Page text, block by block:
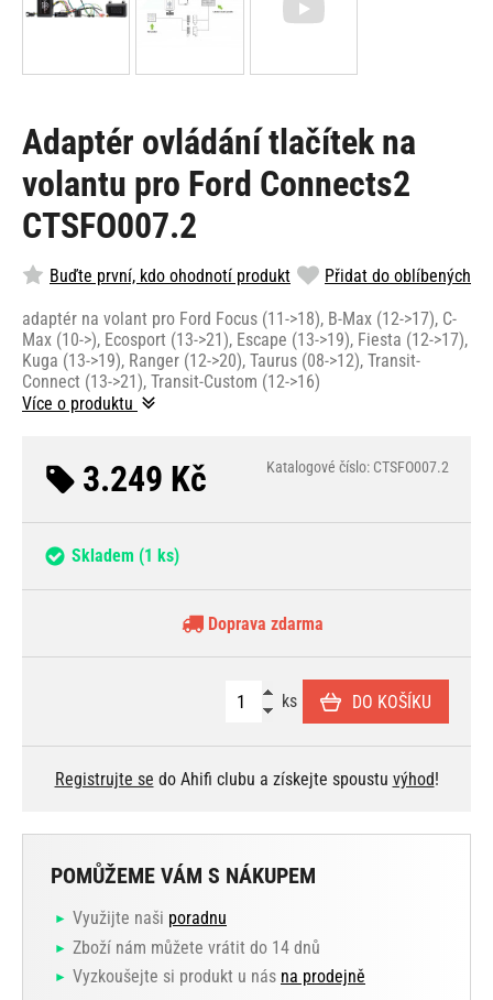
Adaptér ovládání tlačítek na
volantu pro Ford Connects2
CTSFO007.2
Buďte první, kdo ohodnotí produkt Přidat do oblíbených
adaptér na volant pro Ford Focus (11->18), B-Max (12->17), ​​​​​​​C-
Max (10->), Ecosport (13->21), Escape (13->19), Fiesta (12->17),
Kuga (13->19), Ranger (12->20), Taurus (08->12), Transit-
Connect (13->21), Transit-Custom (12->16)
Více o produktu
3.249 Kč Katalogové číslo: CTSFO007.2
Skladem (1 ks)
Doprava zdarma
ks DO KOŠÍKU
Registrujte se do Ahifi clubu a získejte spoustu výhod!
POMŮŽEME VÁM S NÁKUPEM
Využijte naši poradnu
Zboží nám můžete vrátit do 14 dnů
Vyzkoušejte si produkt u nás na prodejně